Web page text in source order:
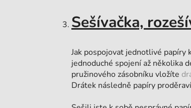
Sešívačka,
Jak pospojovat jednotlivé papíry
jednoduché spojení až několika
pružinového zásobníku vložíte
Drátek následně papíry